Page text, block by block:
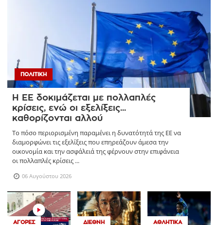
ΠΟΛΙΤΙΚΉ
Η ΕΕ δοκιμάζεται με πολλαπλές
κρίσεις, ενώ οι εξελίξεις...
καθορίζονται αλλού
Το πόσο περιορισμένη παραμένει η δυνατότητά της ΕΕ να
διαμορφώνει τις εξελίξεις που επηρεάζουν άμεσα την
οικονομία και την ασφάλειά της φέρνουν στην επιφάνεια
οι πολλαπλές κρίσεις ...
06 Αυγούστου 2026
ΑΓΟΡΈΣ ΔΙΕΘΝΉ ΑΘΛΗΤΙΚΆ